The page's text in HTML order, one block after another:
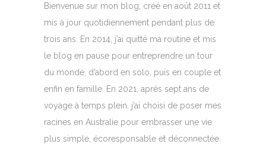
Bienvenue sur mon blog, créé en août 2011 et
mis à jour quotidiennement pendant plus de
trois ans. En 2014, j’ai quitté ma routine et mis
le blog en pause pour entreprendre un tour
du monde, d’abord en solo, puis en couple et
enfin en famille. En 2021, après sept ans de
voyage à temps plein, j’ai choisi de poser mes
racines en Australie pour embrasser une vie
plus simple, écoresponsable et déconnectée.